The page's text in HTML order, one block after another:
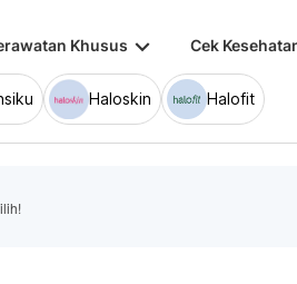
Khusus keyboard_arrow_down Cek
Haloskin Halofit